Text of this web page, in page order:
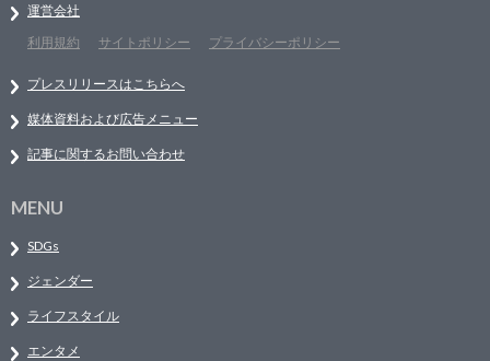
運営会社
利用規約
サイトポリシー プライバシーポリシー
プレスリリースはこちらへ
媒体資料および広告メニュー
記事に関するお問い合わせ
MENU
SDGs
ジェンダー
ライフスタイル
エンタメ